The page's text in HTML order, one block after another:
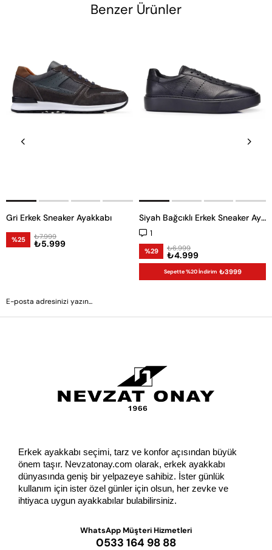
Benzer Ürünler
Gri Erkek Sneaker Ayakkabı
%25 ₺5.999
₺7.999
Siyah Bağcıklı Erkek Sneaker Ayakkabı
1
%29 ₺4.999
₺6.999
Sepette %20 İndirim ₺3999
Erkek ayakkabı seçimi, tarz ve konfor açısından büyük
önem taşır. Nevzatonay.com olarak, erkek ayakkabı
dünyasında geniş bir yelpazeye sahibiz. İster günlük
kullanım için ister özel günler için olsun, her zevke ve
ihtiyaca uygun ayakkabılar bulabilirsiniz.
WhatsApp Müşteri Hizmetleri
0533 164 98 88